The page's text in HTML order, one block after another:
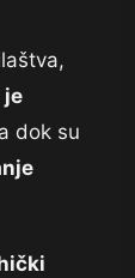
je
dok su